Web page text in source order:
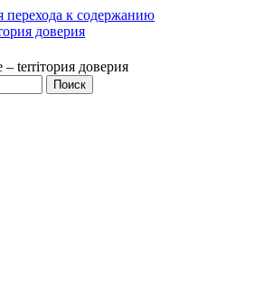
к содержанию
доверия
terriтория доверия